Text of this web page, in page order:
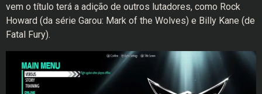
vem o título terá a adição de outros lutadores, como Rock
Howard (da série Garou: Mark of the Wolves) e Billy Kane (de
Fatal Fury).